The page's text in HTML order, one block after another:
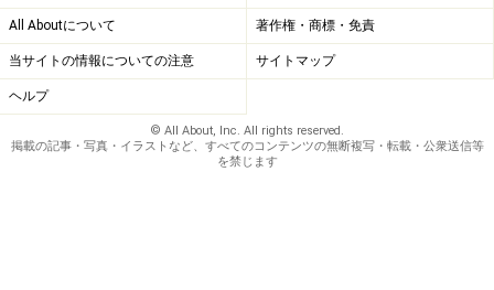
All Aboutについて 著作権・商標・免責
当サイトの情報についての注意 サイトマップ
ヘルプ
© All About, Inc. All rights reserved.
掲載の記事・写真・イラストなど、すべてのコンテンツの無断複写・転載・公衆送信等
を禁じます